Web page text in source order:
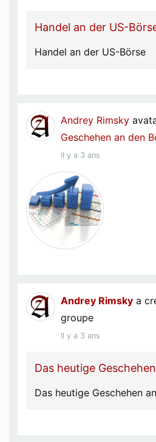
Handel an der US-
Handel an der US-Börse
Andrey Rimsky
Geschehen an den
Il y a 3 ans
Andrey Rimsky a
groupe
Il y a 3 ans
Das heutige
Das heutige Geschehen